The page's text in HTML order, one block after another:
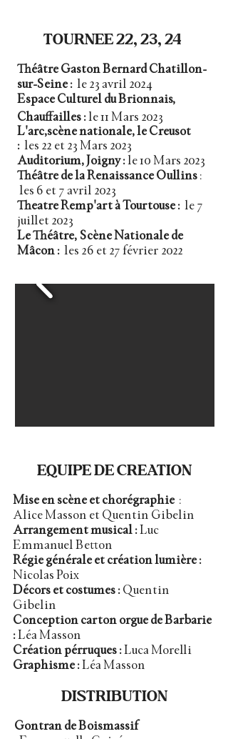
TOURNEE 22, 23, 24
Théâtre Gaston Bernard Chatillon-
sur-Seine : le 23 avril 2024
Espace Culturel du Brionnais,
Chauffailles :le 11 Mars 2023
L'arc,scène nationale, le Creusot
: les 22 et 23 Mars 2023​​
Auditorium, Joigny :le 10 Mars 2023​
Théâtre de la Renaissance Oullins:
les 6 et 7 avril 2023​
Theatre Remp'art à Tourtouse : le 7
juillet 2023
Le Théâtre, Scène Nationale de
Mâcon : les 26 et 27 février 2022
EQUIPE DE CREATION
Mise en scène et chorégraphie :
Alice Masson et Quentin Gibelin
Arrangement musical :Luc
Emmanuel Betton
Régie générale et création lumière :
Nicolas Poix
Décors et costumes :Quentin
Gibelin
Conception carton orgue de Barbarie
:Léa Masson
Création pérruques :Luca Morelli
Graphisme :Léa Masson
DISTRIBUTION
Gontran de Boismassif